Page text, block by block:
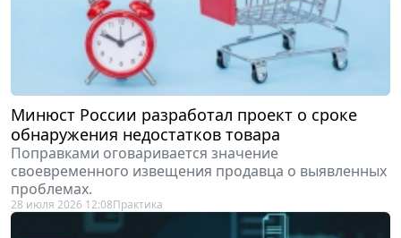
Минюст России разработал проект о сроке
обнаружения недостатков товара
Поправками оговаривается значение
своевременного извещения продавца о выявленных
проблемах.
28 июля 2026 12:08